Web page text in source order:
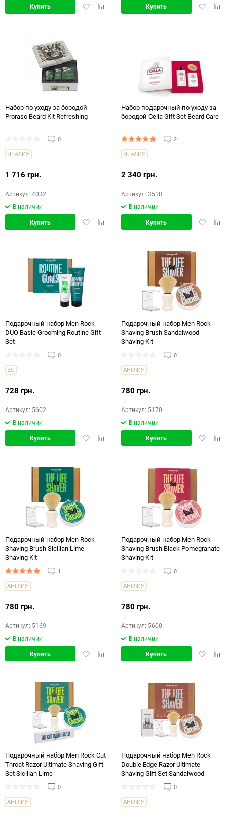
ДобавитьДобавить
Купить Купить
Набор по уходу за бородой
Proraso Beard Kit Refreshing
0
ИТАЛИЯ
1 716 грн.
Артикул: 4032
В наличии
ДобавитьДобавить
Купить
Набор подарочный по уходу за
бородой Cella Gift Set Beard Care
2
ИТАЛИЯ
2 340 грн.
Артикул: 3518
В наличии
Купить
Подарочный набор Men Rock
DUO Basic Grooming Routine Gift
Set
0
ЕС
728 грн.
Артикул: 5602
В наличии
ДобавитьДобавить
Купить
Подарочный набор Men Rock
Shaving Brush Sandalwood
Shaving Kit
0
АНГЛИЯ
780 грн.
Артикул: 5170
В наличии
Купить
Подарочный набор Men Rock
Shaving Brush Sicilian Lime
Shaving Kit
1
АНГЛИЯ
780 грн.
Артикул: 5169
В наличии
ДобавитьДобавить
Купить
Подарочный набор Men Rock
Shaving Brush Black Pomegranate
Shaving Kit
0
АНГЛИЯ
780 грн.
Артикул: 5600
В наличии
Купить
Подарочный набор Men Rock Cut
Throat Razor Ultimate Shaving Gift
Set Sicilian Lime
0
АНГЛИЯ
Подарочный набор Men Rock
Double Edge Razor Ultimate
Shaving Gift Set Sandalwood
0
АНГЛИЯ